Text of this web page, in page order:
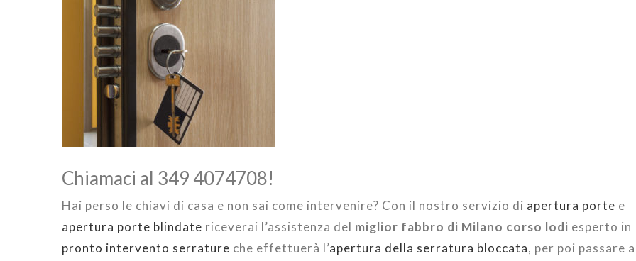
Chiamaci al 349 4074708!
Hai perso le chiavi di casa e non sai come intervenire? Con il nostro servizio di apertura porte e
apertura porte blindate riceverai l’assistenza del miglior fabbro di Milano corso lodi esperto in
pronto intervento serrature che effettuerà l’apertura della serratura bloccata, per poi passare